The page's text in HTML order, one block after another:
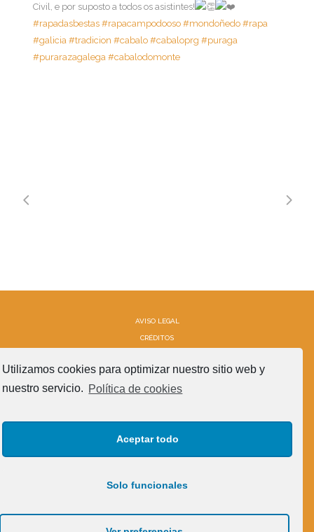
Utilizamos cookies para optimizar nuestro sitio web y
nuestro servicio. Política de cookies
Aceptar todo
Solo funcionales
Civil, e por suposto a todos os asistintes!
#rapadasbestas #rapacampodooso #mondoñedo #rapa
#galicia #tradicion #cabalo #cabaloprg #puraga
#purarazagalega #cabalodomonte
AVISO LEGAL
CRÉDITOS
SÍGUENOS!